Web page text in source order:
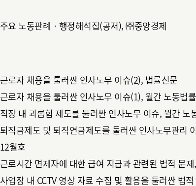
주요 노동판례ㆍ행정해석집(공저), ㈜중앙경제
근로자 채용을 툴러싼 인사노무 이슈(2), 법률신문
근로자 채용을 툴러싼 인사노무 이슈(1), 월간 노동법
직장 내 괴롭힘 제도를 둘러싼 인사노무 이슈, 월간 노
퇴직금제도 및 퇴직연금제도를 둘러싼 인사노무관리
12월호
근로시간 면제자에 대한 급여 지급과 관련된 법적 문
사업장 내 CCTV 영상 자료 수집 및 활용을 둘러싼 법